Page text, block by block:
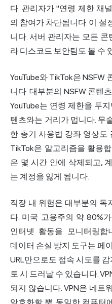
다. 관리자가 "연령 제한 채
의 참여가 차단됩니다. 이 설
니다. 서버 관리자는 모든
라 디스코드 보안팀도 볼 수
YouTube와 TikTok은 NSFW
니다. 대부분의 NSFW 콘텐
YouTube는 연령 제한을 두
텐츠와는 거리가 멉니다. 무
한 총기 사용법 강좌 영상도
TikTok은 알고리즘을 활용
은 몇 시간 안에 삭제되고,
는 계정을 잃게 됩니다.
직장 내 위험은 대부분의 독
다. 미국 고용주의 약 80%
인터넷 활동을 모니터링합
데이터 손실 방지 도구는 페
URL만으로도 접속 시도를
토 시 드러날 수 있습니다.
되지 않습니다. VPN은 네트